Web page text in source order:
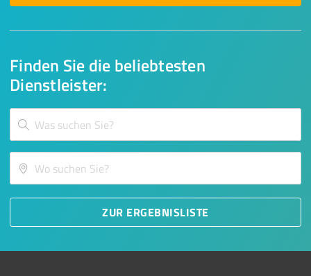
Finden Sie die beliebtesten
Dienstleister:
ZUR ERGEBNISLISTE